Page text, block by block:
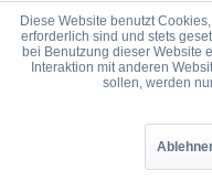
Cookie settings Kontakt
Sicherheitshinweise /
Copyright ©
Produkt- und
Diese Website benutzt
erforderlich sind und stets
bei Benutzung dieser Website
Interaktion mit anderen
sollen, werden